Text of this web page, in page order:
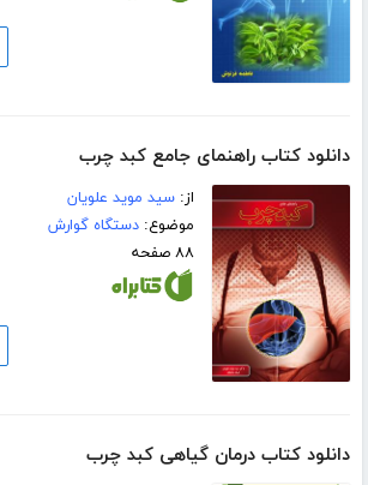
دانلود کتاب راهنمای جامع کبد چرب
از:سید موید علویان
موضوع:دستگاه گوارش
۸۸ صفحه
دانلود کتاب درمان گیاهی کبد چرب